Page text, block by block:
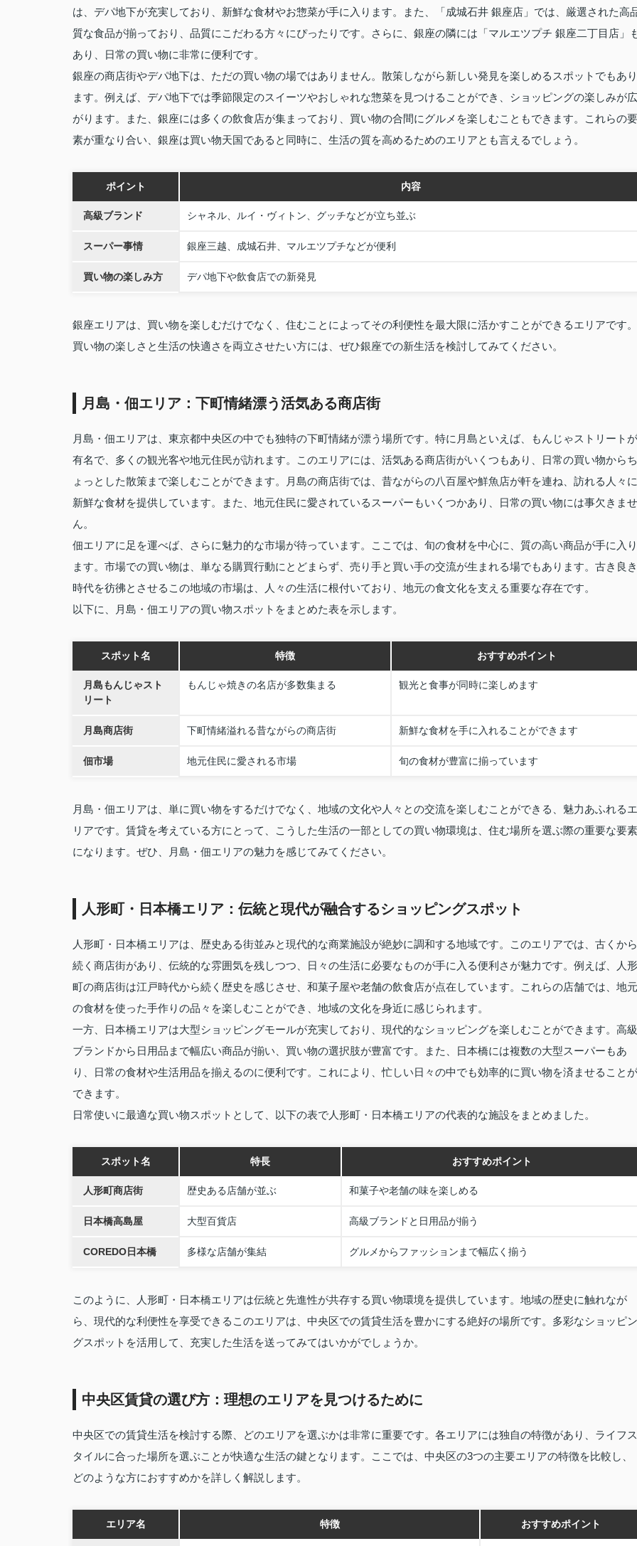
は、デパ地下が充実しており、新鮮な食材やお惣菜が手に入ります。また、「成城石井 銀座店」では、厳選された高
質な食品が揃っており、品質にこだわる方々にぴったりです。さらに、銀座の隣には「マルエツプチ 銀座二丁目店」
あり、日常の買い物に非常に便利です。
銀座の商店街やデパ地下は、ただの買い物の場ではありません。散策しながら新しい発見を楽しめるスポットでもあり
ます。例えば、デパ地下では季節限定のスイーツやおしゃれな惣菜を見つけることができ、ショッピングの楽しみが広
がります。また、銀座には多くの飲食店が集まっており、買い物の合間にグルメを楽しむこともできます。これらの要
素が重なり合い、銀座は買い物天国であると同時に、生活の質を高めるためのエリアとも言えるでしょう。
ポイント 内容
高級ブランド シャネル、ルイ・ヴィトン、グッチなどが立ち並ぶ
スーパー事情 銀座三越、成城石井、マルエツプチなどが便利
買い物の楽しみ方 デパ地下や飲食店での新発見
銀座エリアは、買い物を楽しむだけでなく、住むことによってその利便性を最大限に活かすことができるエリアです。
買い物の楽しさと生活の快適さを両立させたい方には、ぜひ銀座での新生活を検討してみてください。
月島・佃エリア：下町情緒漂う活気ある商店街
月島・佃エリアは、東京都中央区の中でも独特の下町情緒が漂う場所です。特に月島といえば、もんじゃストリートが
有名で、多くの観光客や地元住民が訪れます。このエリアには、活気ある商店街がいくつもあり、日常の買い物からち
ょっとした散策まで楽しむことができます。月島の商店街では、昔ながらの八百屋や鮮魚店が軒を連ね、訪れる人々に
新鮮な食材を提供しています。また、地元住民に愛されているスーパーもいくつかあり、日常の買い物には事欠きませ
ん。
佃エリアに足を運べば、さらに魅力的な市場が待っています。ここでは、旬の食材を中心に、質の高い商品が手に入り
ます。市場での買い物は、単なる購買行動にとどまらず、売り手と買い手の交流が生まれる場でもあります。古き良き
時代を彷彿とさせるこの地域の市場は、人々の生活に根付いており、地元の食文化を支える重要な存在です。
以下に、月島・佃エリアの買い物スポットをまとめた表を示します。
スポット名 特徴 おすすめポイント
月島もんじゃスト
リート
もんじゃ焼きの名店が多数集まる 観光と食事が同時に楽しめます
月島商店街 下町情緒溢れる昔ながらの商店街 新鮮な食材を手に入れることができます
佃市場 地元住民に愛される市場 旬の食材が豊富に揃っています
月島・佃エリアは、単に買い物をするだけでなく、地域の文化や人々との交流を楽しむことができる、魅力あふれるエ
リアです。賃貸を考えている方にとって、こうした生活の一部としての買い物環境は、住む場所を選ぶ際の重要な要素
になります。ぜひ、月島・佃エリアの魅力を感じてみてください。
人形町・日本橋エリア：伝統と現代が融合するショッピングスポット
人形町・日本橋エリアは、歴史ある街並みと現代的な商業施設が絶妙に調和する地域です。このエリアでは、古くから
続く商店街があり、伝統的な雰囲気を残しつつ、日々の生活に必要なものが手に入る便利さが魅力です。例えば、人形
町の商店街は江戸時代から続く歴史を感じさせ、和菓子屋や老舗の飲食店が点在しています。これらの店舗では、地元
の食材を使った手作りの品々を楽しむことができ、地域の文化を身近に感じられます。
一方、日本橋エリアは大型ショッピングモールが充実しており、現代的なショッピングを楽しむことができます。高級
ブランドから日用品まで幅広い商品が揃い、買い物の選択肢が豊富です。また、日本橋には複数の大型スーパーもあ
り、日常の食材や生活用品を揃えるのに便利です。これにより、忙しい日々の中でも効率的に買い物を済ませることが
できます。
日常使いに最適な買い物スポットとして、以下の表で人形町・日本橋エリアの代表的な施設をまとめました。
スポット名 特長 おすすめポイント
人形町商店街 歴史ある店舗が並ぶ 和菓子や老舗の味を楽しめる
日本橋高島屋 大型百貨店 高級ブランドと日用品が揃う
COREDO日本橋 多様な店舗が集結 グルメからファッションまで幅広く揃う
このように、人形町・日本橋エリアは伝統と先進性が共存する買い物環境を提供しています。地域の歴史に触れなが
ら、現代的な利便性を享受できるこのエリアは、中央区での賃貸生活を豊かにする絶好の場所です。多彩なショッピン
グスポットを活用して、充実した生活を送ってみてはいかがでしょうか。
中央区賃貸の選び方：理想のエリアを見つけるために
中央区での賃貸生活を検討する際、どのエリアを選ぶかは非常に重要です。各エリアには独自の特徴があり、ライフス
タイルに合った場所を選ぶことが快適な生活の鍵となります。ここでは、中央区の3つの主要エリアの特徴を比較し、
どのような方におすすめかを詳しく解説します。
エリア名 特徴 おすすめポイント